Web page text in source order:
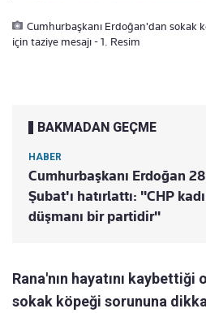
Cumhurbaşkanı Erdoğan'dan sokak
için taziye mesajı - 1. Resim
BAKMADAN GEÇME
HABER
Cumhurbaşkanı Erdoğan 28
Şubat'ı hatırlattı: "CHP
düşmanı bir partidir"
Rana'nın hayatını kaybettiği
sokak köpeği sorununa